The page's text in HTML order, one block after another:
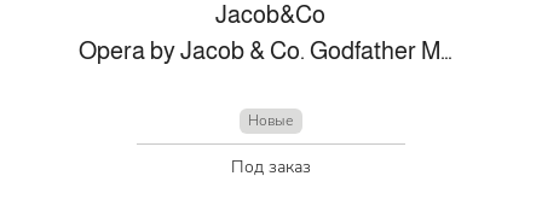
Jacob&Co
Opera by Jacob & Co. Godfather Musical Watch
Новые
Под заказ